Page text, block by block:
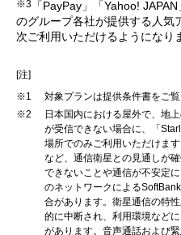
※3 「PayPay」「Yahoo!
のグループ各社が提供する人気
次ご利用いただけるようになり
[注]
※1
対象プランは提供条件書をご覧
※2
日本国内における屋外で、地
が受信できない場合に、「
場所でのみご利用いただけま
など、通信衛星との見通しが
できないことや通信が不安定
のネットワークによる
合があります。衛星通信の特
的に中断され、利用環境など
があります。音声通話および